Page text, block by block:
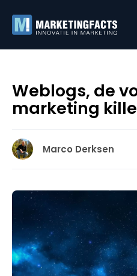
Weblogs, de
marketing
Marco Derksen